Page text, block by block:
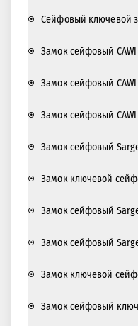
Сейфовый ключевой
Замок сейфовый
Замок сейфовый
Замок сейфовый
Замок сейфовый
Замок ключевой
Замок сейфовый
Замок сейфовый
Замок ключевой
Замок сейфовый